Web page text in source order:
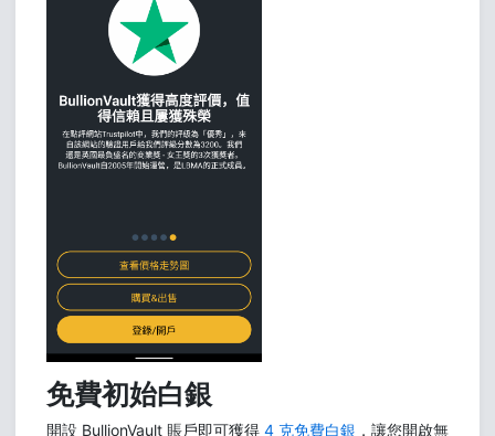
免費初始白銀
開設 BullionVault 賬戶即可獲得 4 克免費白銀 ，讓您開啟無